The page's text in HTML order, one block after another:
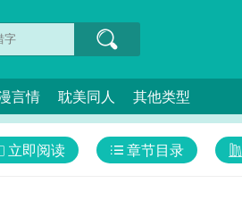
言情 耽美同人 其他类型
章节目录
立即阅读